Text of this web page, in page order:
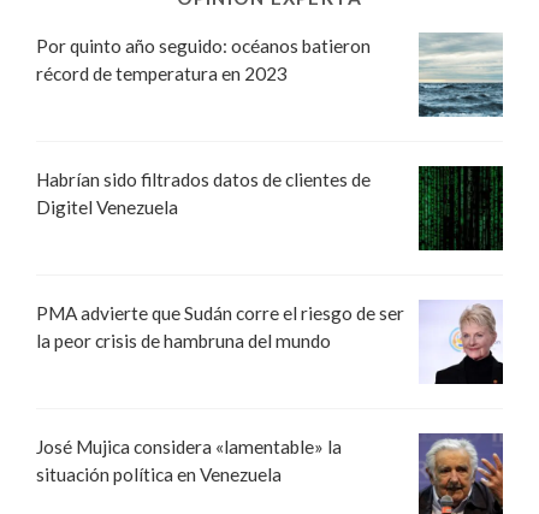
Por quinto año seguido: océanos batieron
récord de temperatura en 2023
Habrían sido filtrados datos de clientes de
Digitel Venezuela
PMA advierte que Sudán corre el riesgo de ser
la peor crisis de hambruna del mundo
José Mujica considera «lamentable» la
situación política en Venezuela